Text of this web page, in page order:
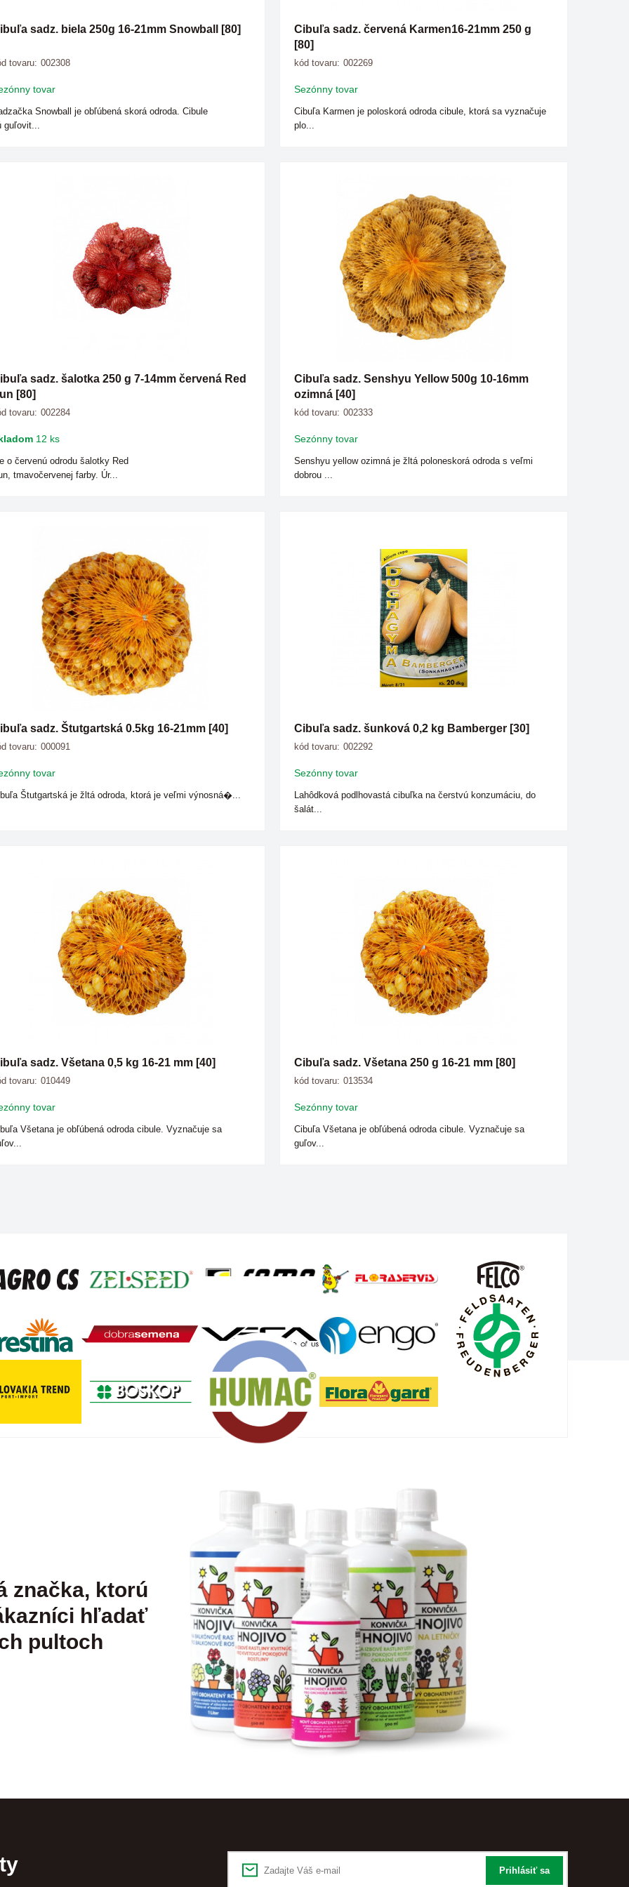
sadz. biela 250g 16-21mm Snowball [80]
tovaru: 002308
tovar
Snowball je obľúbená skorá odroda. Cibule
guľovit...
Cibuľa sadz. červená Karmen16-21mm 250 g
[80]
kód tovaru: 002269
Sezónny tovar
Cibuľa Karmen je poloskorá odroda cibule, ktorá sa vyznačuje
plo...
sadz. šalotka 250 g 7-14mm červená Red
[80]
tovaru: 002284
12 ks
o červenú odrodu šalotky Red
tmavočervenej farby. Úr...
Cibuľa sadz. Senshyu Yellow 500g 10-16mm
ozimná [40]
kód tovaru: 002333
Sezónny tovar
Senshyu yellow ozimná je žltá poloneskorá odroda s veľmi
dobrou ...
sadz. Štutgartská 0.5kg 16-21mm [40]
tovaru: 000091
tovar
Štutgartská je žltá odroda, ktorá je veľmi výnosná�...
Cibuľa sadz. šunková 0,2 kg Bamberger [30]
kód tovaru: 002292
Sezónny tovar
Lahôdková podlhovastá cibuľka na čerstvú konzumáciu, do
šalát...
sadz. Všetana 0,5 kg 16-21 mm [40]
tovaru: 010449
tovar
Všetana je obľúbená odroda cibule. Vyznačuje sa
Cibuľa sadz. Všetana 250 g 16-21 mm [80]
kód tovaru: 013534
Sezónny tovar
Cibuľa Všetana je obľúbená odroda cibule. Vyznačuje sa
guľov...
značka, ktorú
hľadať
pultoch
Prihlásiť sa